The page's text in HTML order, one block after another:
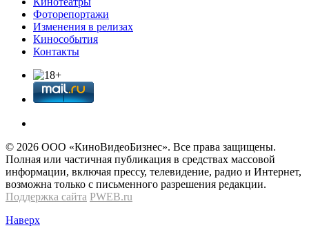
Фоторепортажи
Изменения в релизах
Кинособытия
Контакты
© 2026 OOО «КиноВидеоБизнес». Все права защищены.
Полная или частичная публикация в средствах массовой
информации, включая прессу, телевидение, радио и Интернет,
возможна только с письменного разрешения редакции.
Поддержка сайта PWEB.ru
Наверх